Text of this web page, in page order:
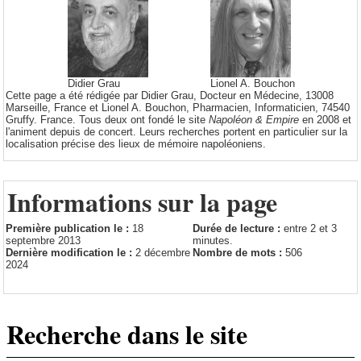
Didier Grau
Lionel A. Bouchon
Cette page a été rédigée par Didier Grau, Docteur en Médecine, 13008
Marseille, France et Lionel A. Bouchon, Pharmacien, Informaticien, 74540
Gruffy. France. Tous deux ont fondé le site Napoléon & Empire en 2008 et
l'animent depuis de concert. Leurs recherches portent en particulier sur la
localisation précise des lieux de mémoire napoléoniens.
Informations sur la page
Première publication le : 18
septembre 2013
Durée de lecture : entre 2 et 3
minutes.
Dernière modification le : 2 décembre
2024
Nombre de mots : 506
Recherche dans le site